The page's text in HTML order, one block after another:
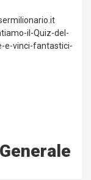
il-Quiz-del-
e-vinci-fantastici-